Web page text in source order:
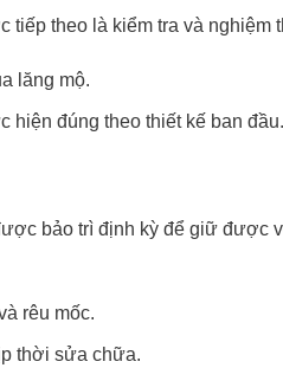
theo là kiểm tra và nghiệm
lăng mộ.
hiện đúng theo thiết kế ban đầu.
bảo trì định kỳ để giữ được
rêu mốc.
thời sửa chữa.